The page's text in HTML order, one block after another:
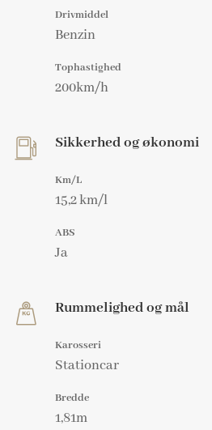
Drivmiddel
Benzin
Tophastighed
200km/h
Sikkerhed og økonomi
Km/L
15,2 km/l
ABS
Ja
Rummelighed og mål
Karosseri
Stationcar
Bredde
1,81m